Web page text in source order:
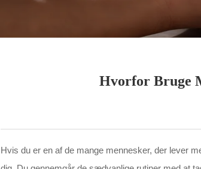
Hvorfor Bruge
Hvis du er en af de mange mennesker, der lever